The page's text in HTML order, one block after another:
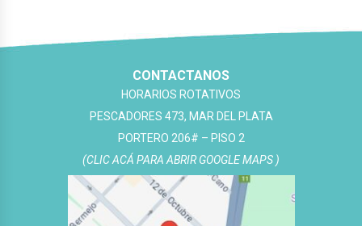
CONTACTANOS
HORARIOS ROTATIVOS
PESCADORES 473, MAR DEL PLATA
PORTERO 206# – PISO 2
(CLIC ACÁ PARA ABRIR GOOGLE MAPS )